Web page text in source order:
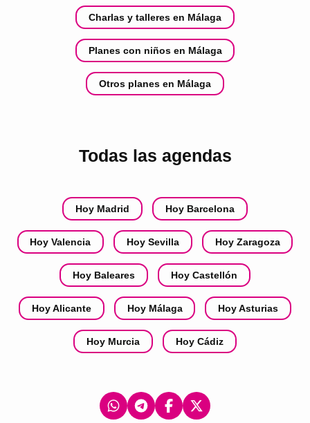
Charlas y talleres en Málaga
Planes con niños en Málaga
Otros planes en Málaga
Todas las agendas
Hoy Madrid Hoy Barcelona
Hoy Valencia Hoy Sevilla Hoy Zaragoza
Hoy Baleares Hoy Castellón
Hoy Alicante Hoy Málaga Hoy Asturias
Hoy Murcia Hoy Cádiz